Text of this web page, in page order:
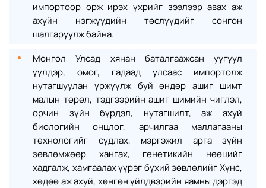
импортоор орж ирэх үхрийг зээлээр авах аж
ахуйн нэгжүүдийн төслүүдийг сонгон
шалгаруулж байна.
Монгол Улсад хянан баталгаажсан уугуул
үүлдэр, омог, гадаад улсаас импортолж
нутагшуулан үржүүлж буй өндөр ашиг шимт
малын төрөл, тэдгээрийн ашиг шимийн чиглэл,
орчин зүйн бүрдэл, нутагшилт, аж ахуй
биологийн онцлог, арчилгаа маллагааны
технологийг судлах, мэргэжил арга зүйн
зөвлөмжөөр хангах, генетикийн нөөцийг
хадгалж, хамгаалах үүрэг бүхий зөвлөлийг Хүнс,
хөдөө аж ахуй, хөнгөн үйлдвэрийн яамны дэргэд